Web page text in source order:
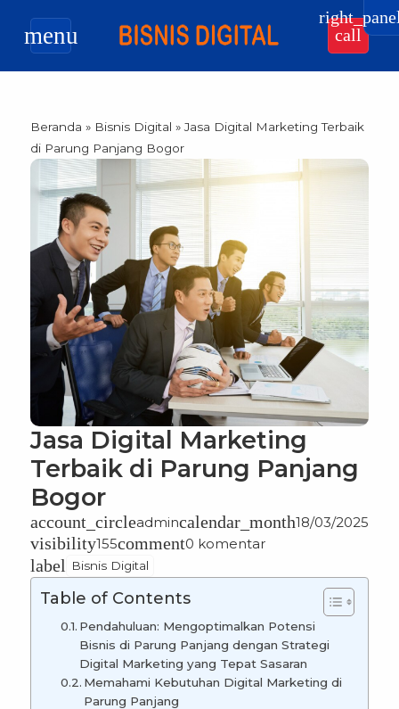
menu call
Beranda » Bisnis Digital »Jasa Digital Marketing Terbaik
di Parung Panjang Bogor
Jasa Digital Marketing
Terbaik di Parung Panjang
Bogor
account_circleadmincalendar_month18/03/2025
visibility155comment0 komentar
label Bisnis Digital
Table of Contents
Pendahuluan: Mengoptimalkan Potensi
Bisnis di Parung Panjang dengan Strategi
Digital Marketing yang Tepat Sasaran
Memahami Kebutuhan Digital Marketing di
Parung Panjang